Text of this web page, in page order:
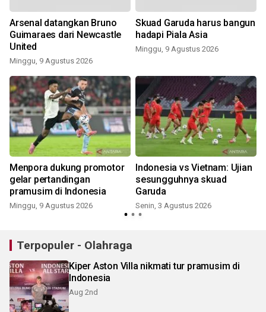
Arsenal datangkan Bruno
Guimaraes dari Newcastle
United
Minggu, 9 Agustus 2026
Skuad Garuda harus bangun
hadapi Piala Asia
Minggu, 9 Agustus 2026
Menpora dukung promotor
gelar pertandingan
pramusim di Indonesia
Minggu, 9 Agustus 2026
Indonesia vs Vietnam: Ujian
sesungguhnya skuad
Garuda
Senin, 3 Agustus 2026
Terpopuler - Olahraga
Kiper Aston Villa nikmati tur pramusim di
Indonesia
Aug 2nd